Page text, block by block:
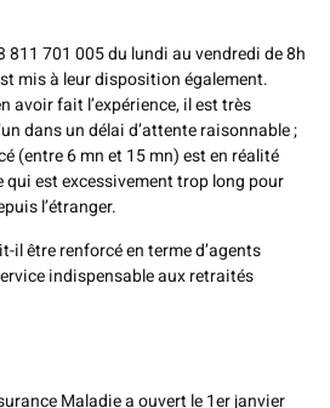
811 701 005 du lundi au vendredi de 8h
mis à leur disposition également.
avoir fait l’expérience, il est très
dans un délai d’attente raisonnable ;
(entre 6 mn et 15 mn) est en réalité
qui est excessivement trop long pour
l’étranger.
il être renforcé en terme d’agents
indispensable aux retraités
Maladie a ouvert le 1er janvier